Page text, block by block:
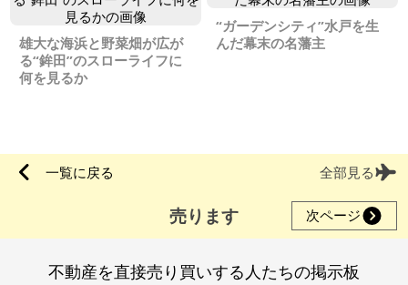
雄大な海浜と野菜畑が広が
る“鉾田”のスローライフに
何を見るか
“ガーデンシティ”水戸を生
んだ幕末の名藩主
一覧に戻る 全部見る
売ります 次ページ
不動産を直接売り買いする人たちの掲示板